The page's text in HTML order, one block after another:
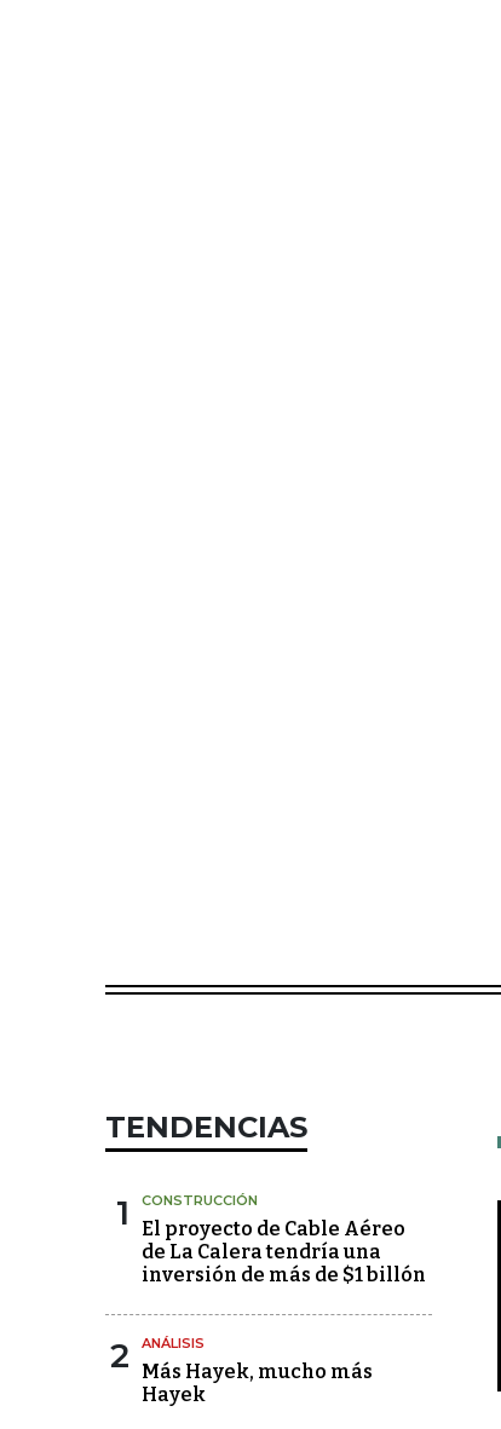
TENDENCIAS
1 CONSTRUCCIÓN
El proyecto de Cable Aéreo
de La Calera tendría una
inversión de más de $1 billón
2 ANÁLISIS
Más Hayek, mucho más
Hayek